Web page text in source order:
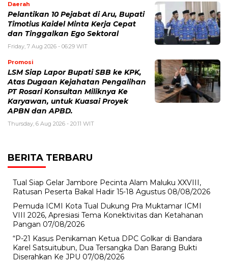
Daerah
Pelantikan 10 Pejabat di Aru, Bupati
Timotius Kaidel Minta Kerja Cepat
dan Tinggalkan Ego Sektoral
Friday, 7 Aug 2026 - 06:29 WIT
Promosi
LSM Siap Lapor Bupati SBB ke KPK,
Atas Dugaan Kejahatan Pengalihan
PT Rosari Konsultan Miliknya Ke
Karyawan, untuk Kuasai Proyek
APBN dan APBD.
Thursday, 6 Aug 2026 - 20:11 WIT
BERITA TERBARU
Tual Siap Gelar Jambore Pecinta Alam Maluku XXVIII,
Ratusan Peserta Bakal Hadir 15-18 Agustus 08/08/2026
Pemuda ICMI Kota Tual Dukung Pra Muktamar ICMI
VIII 2026, Apresiasi Tema Konektivitas dan Ketahanan
Pangan 07/08/2026
“P-21 Kasus Penikaman Ketua DPC Golkar di Bandara
Karel Satsuitubun, Dua Tersangka Dan Barang Bukti
Diserahkan Ke JPU 07/08/2026